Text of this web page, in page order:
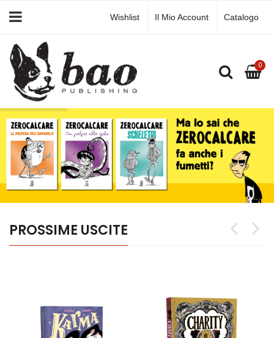
Wishlist Il Mio Account Catalogo
0
PROSSIME USCITE